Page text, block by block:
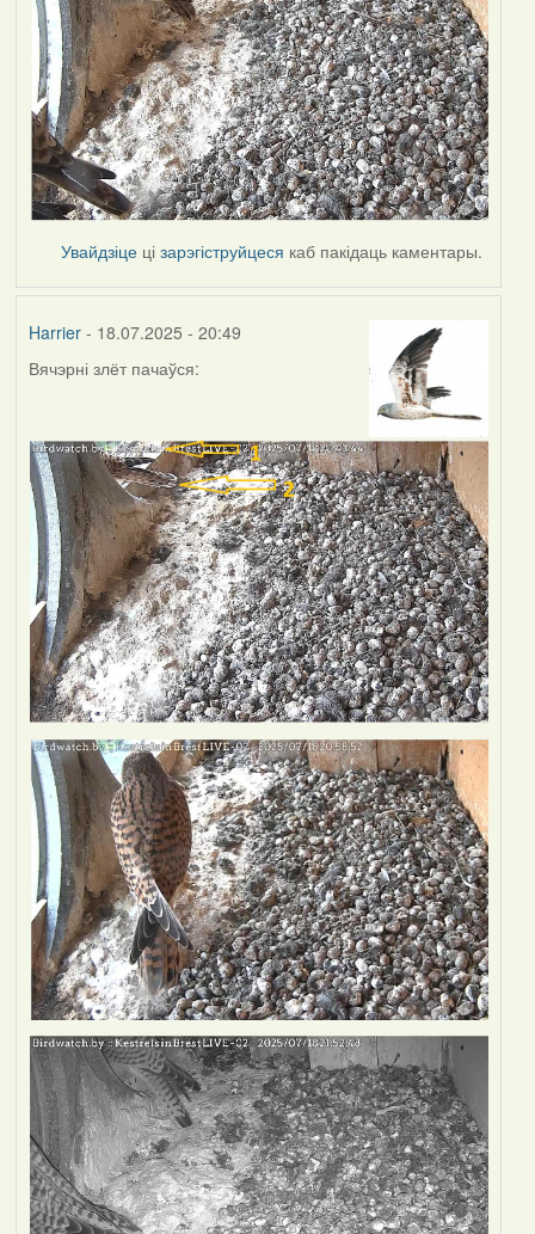
Увайдзіце цізарэгіструйцеся каб пакідаць каментары.
Harrier- 18.07.2025 - 20:49
Вячэрні злёт пачаўся: